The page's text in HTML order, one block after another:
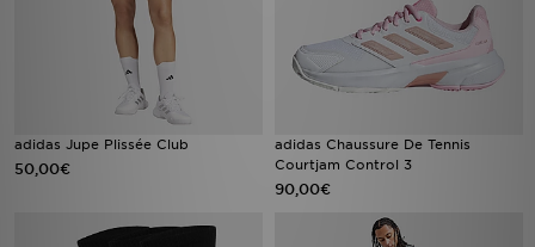
adidas Jupe Plissée Club
50,00€
adidas Chaussure De Tennis
Courtjam Control 3
90,00€